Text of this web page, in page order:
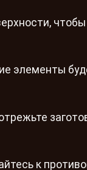
элементы
к